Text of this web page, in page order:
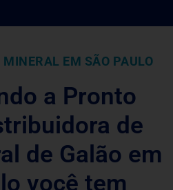
EM SÃO PAULO
a Pronto
de
de Galão em
você tem